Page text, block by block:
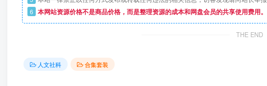
6 本网站资源价格不是商品价格，而是整理资源的成本和网盘会员的共享使用费用。
THE END
人文社科 合集套装